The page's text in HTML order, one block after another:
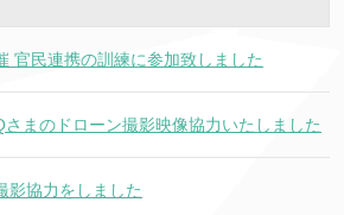
官民連携の訓練に参加致しました
まのドローン撮影映像協力いたしました
影協力をしました